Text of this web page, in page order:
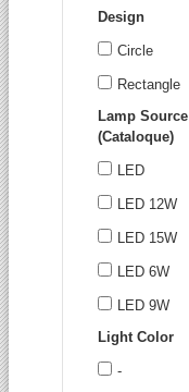
Design
Circle
Rectangle
Lamp Source
(Cataloque)
LED
LED 12W
LED 15W
LED 6W
LED 9W
Light Color
-